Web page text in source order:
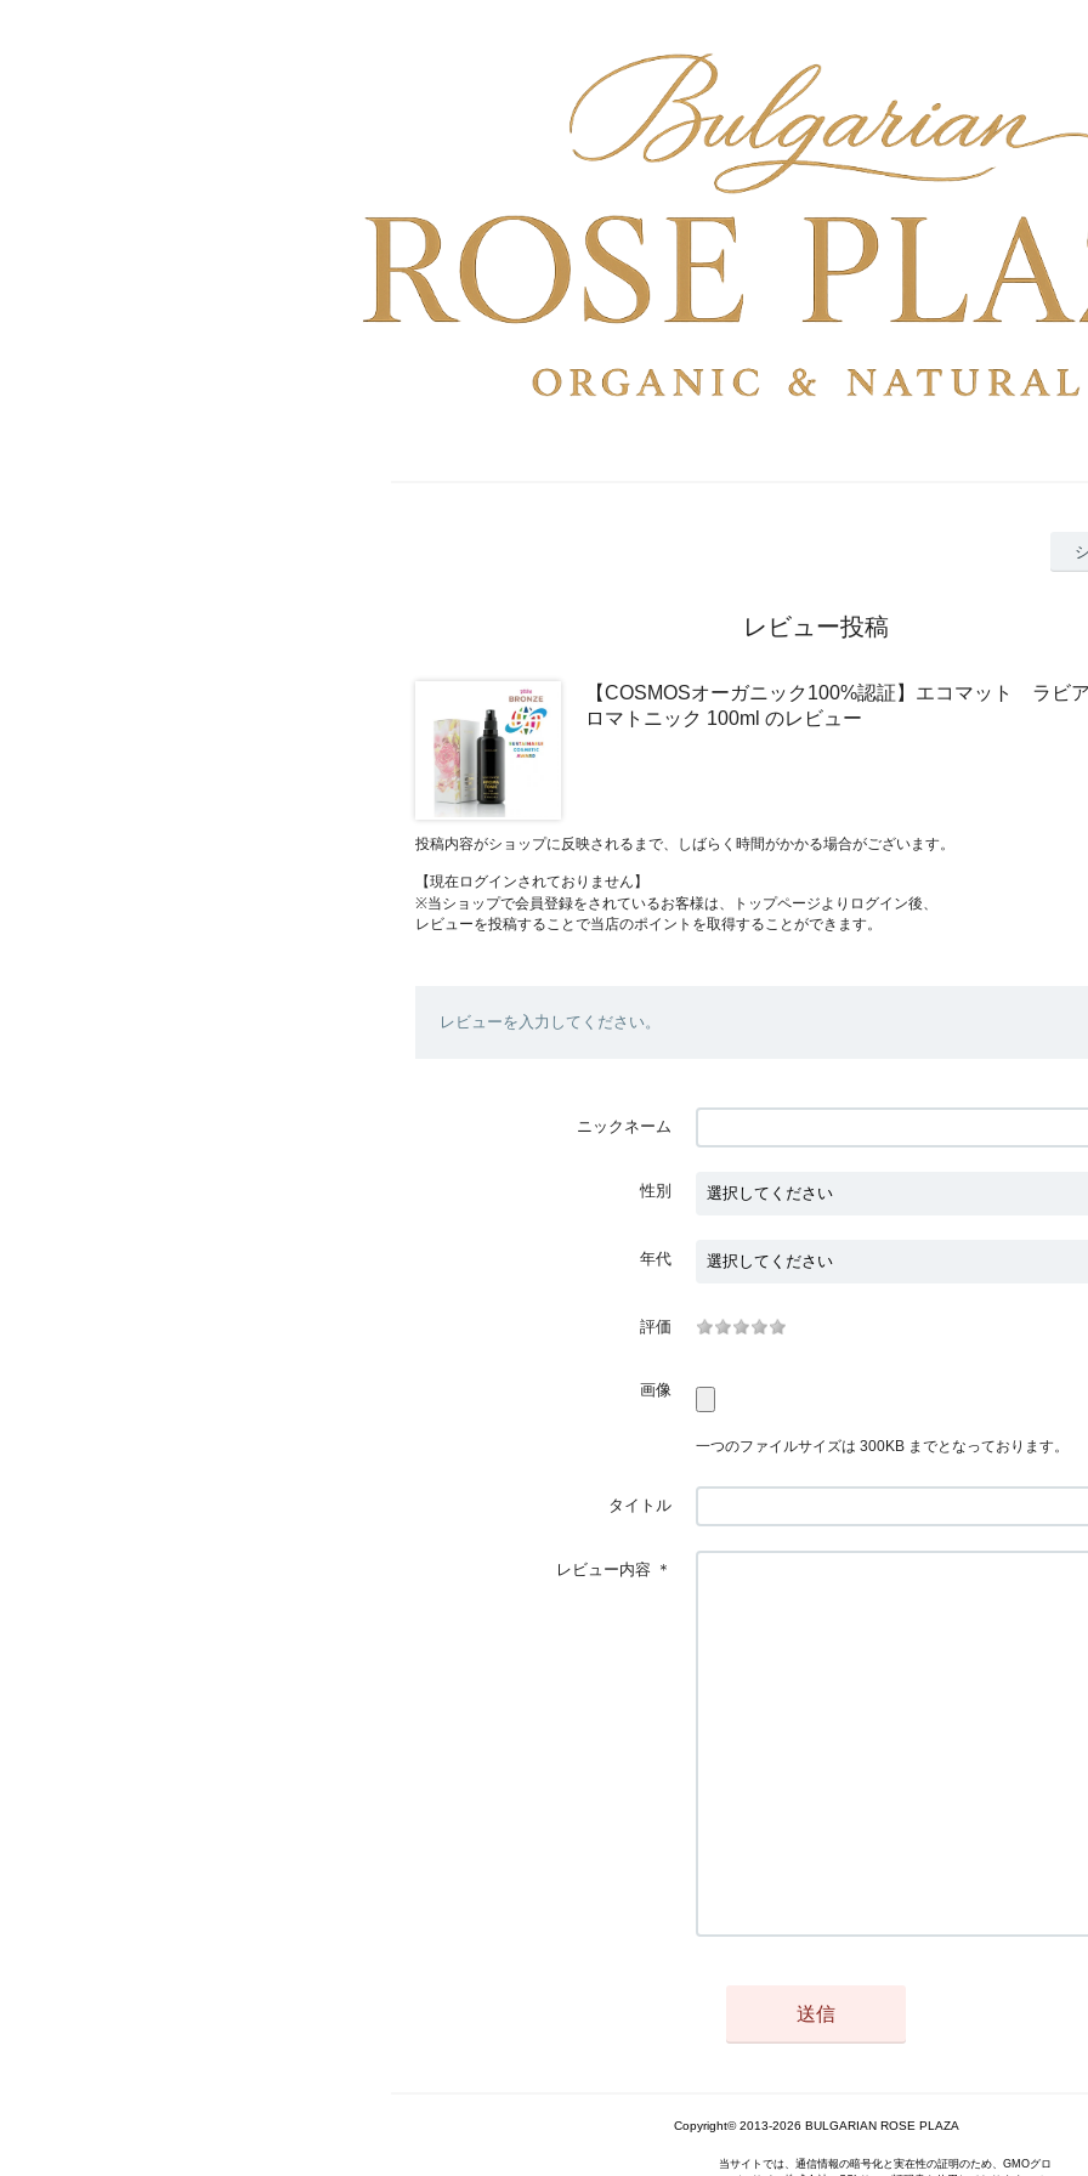
レビュー投稿
【COSMOSオーガニック100%認証】エコマット ラビ
ロマトニック 100ml のレビュー
投稿内容がショップに反映されるまで、しばらく時間がかかる場合がございます。
【現在ログインされておりません】
※当ショップで会員登録をされているお客様は、トップページよりログイン後、
レビューを投稿することで当店のポイントを取得することができます。
レビューを入力してください。
ニックネーム
性別
年代
評価
画像
一つのファイルサイズは 300KB までとなっております。
タイトル
レビュー内容 ＊
Copyright© 2013-2026 BULGARIAN ROSE PLAZA
当サイトでは、通信情報の暗号化と実在性の証明のため、GMOグロ